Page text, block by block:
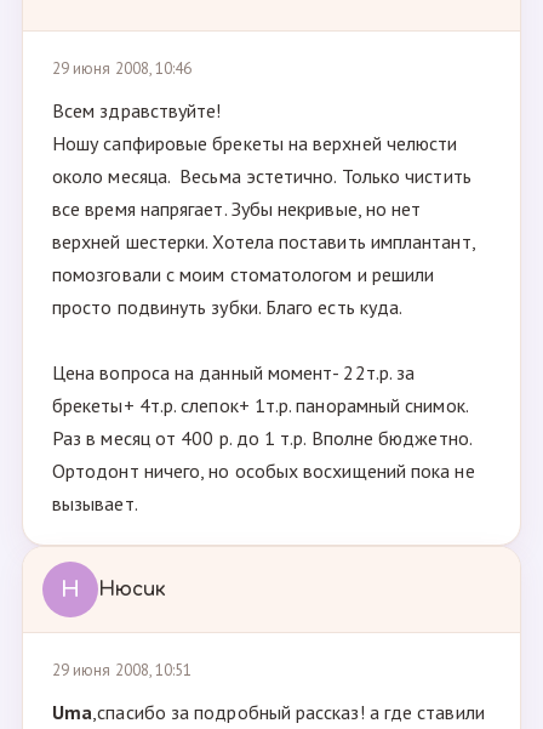
29 июня 2008, 10:46
Всем здравствуйте!
Ношу сапфировые брекеты на верхней челюсти
около месяца. Весьма эстетично. Только чистить
все время напрягает. Зубы некривые, но нет
верхней шестерки. Хотела поставить имплантант,
помозговали с моим стоматологом и решили
просто подвинуть зубки. Благо есть куда.
Цена вопроса на данный момент- 22т.р. за
брекеты+ 4т.р. слепок+ 1т.р. панорамный снимок.
Раз в месяц от 400 р. до 1 т.р. Вполне бюджетно.
Ортодонт ничего, но особых восхищений пока не
вызывает.
Н Нюсик
29 июня 2008, 10:51
Uma,спасибо за подробный рассказ! а где ставили